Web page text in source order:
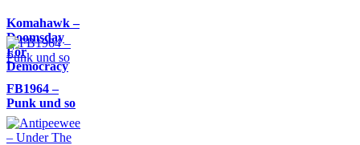
Komahawk –
Doomsday
For
Democracy
FB1964 –
Punk und so